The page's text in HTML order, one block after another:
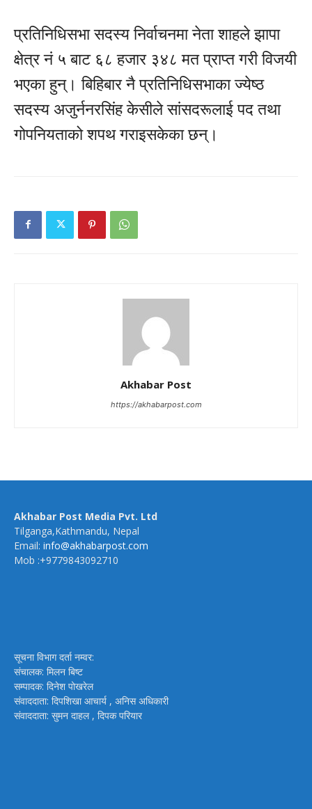
प्रतिनिधिसभा सदस्य निर्वाचनमा नेता शाहले झापा
क्षेत्र नं ५ बाट ६८ हजार ३४८ मत प्राप्त गरी विजयी
भएका हुन्। बिहिबार नै प्रतिनिधिसभाका ज्येष्ठ
सदस्य अजुर्ननरसिंह केसीले सांसदरूलाई पद तथा
गोपनियताको शपथ गराइसकेका छन्।
Akhabar Post
https://akhabarpost.com
Akhabar Post Media Pvt. Ltd
Tilganga,Kathmandu, Nepal
Email: info@akhabarpost.com
Mob :+9779843092710
सूचना विभाग दर्ता नम्वर:
संचालक: मिलन बिष्ट
सम्पादक: दिनेश पोखरेल
संवाददाता: दिपशिखा आचार्य , अनिस अधिकारी
संवाददाता: सुमन दाहल , दिपक परियार